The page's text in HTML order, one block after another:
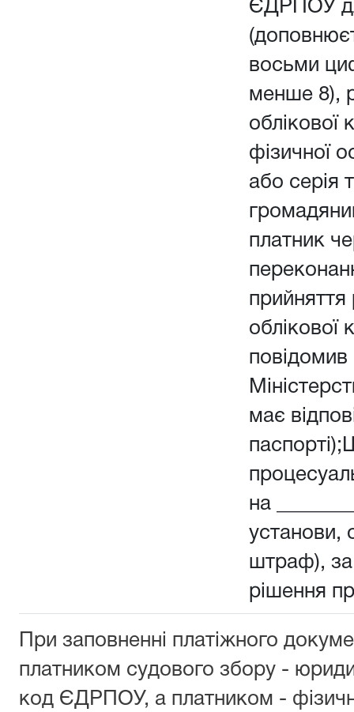
ЄДРПОУ
восьми
менше 8),
облікової
фізичної
або серія
платник
прийняття
облікової
повідомив
має
на
установи,
штраф),
рішення
При заповненні платіжного
платником судового збору -
код ЄДРПОУ, а платником -